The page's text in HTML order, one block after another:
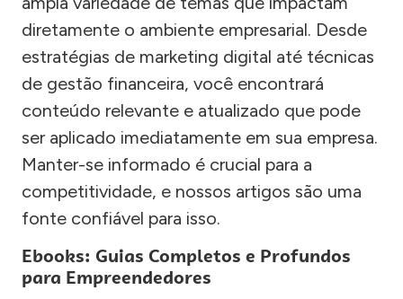
diretamente o ambiente empresarial. Desde
estratégias de marketing digital até técnicas
de gestão financeira, você encontrará
conteúdo relevante e atualizado que pode
ser aplicado imediatamente em sua empresa.
Manter-se informado é crucial para a
competitividade, e nossos artigos são uma
fonte confiável para isso.
Ebooks: Guias Completos e Profundos
para Empreendedores